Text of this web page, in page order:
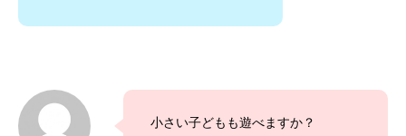
小さい子どもも遊べますか？